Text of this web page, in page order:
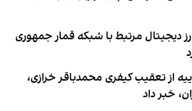
دیجیتال مرتبط با شبکه قمار جمهوری
از تعقیب کیفری محمدباقر خرازی،
خبر داد